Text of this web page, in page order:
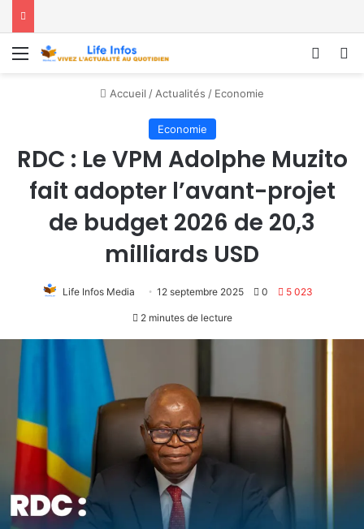
Menu
Accueil / Actualités / Economie
Economie
RDC : Le VPM Adolphe Muzito
fait adopter l’avant-projet
de budget 2026 de 20,3
milliards USD
Life Infos Media 12 septembre 2025 0 5 023
2 minutes de lecture